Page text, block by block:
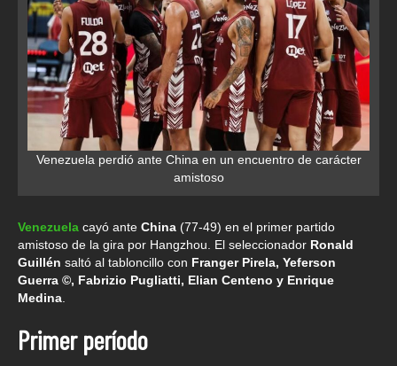
Venezuela perdió ante China en un encuentro de carácter
amistoso
Venezuela cayó ante China (77-49) en el primer partido
amistoso de la gira por Hangzhou. El seleccionador Ronald
Guillén saltó al tabloncillo con Franger Pirela, Yeferson
Guerra ©, Fabrizio Pugliatti, Elian Centeno y Enrique
Medina
Primer período